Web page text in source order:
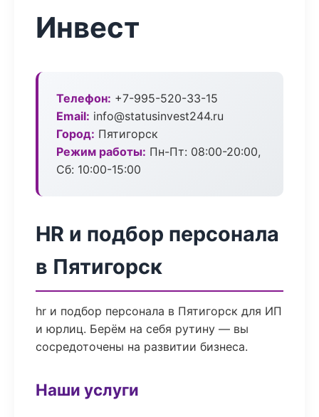
Инвест
Телефон: +7-995-520-33-15
Email: info@statusinvest244.ru
Город: Пятигорск
Режим работы: Пн-Пт: 08:00-20:00,
Сб: 10:00-15:00
HR и подбор персонала
в Пятигорск
hr и подбор персонала в Пятигорск для ИП
и юрлиц. Берём на себя рутину — вы
сосредоточены на развитии бизнеса.
Наши услуги